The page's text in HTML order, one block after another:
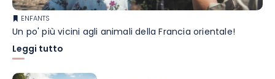
ENFANTS
Un po' più vicini agli animali della Francia orientale!
Leggi tutto